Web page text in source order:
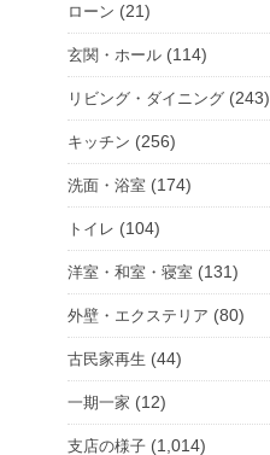
ローン (21)
玄関・ホール (114)
リビング・ダイニング (243)
キッチン (256)
洗面・浴室 (174)
トイレ (104)
洋室・和室・寝室 (131)
外壁・エクステリア (80)
古民家再生 (44)
一期一家 (12)
支店の様子 (1,014)